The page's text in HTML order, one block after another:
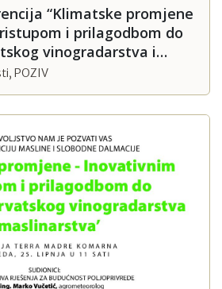
“Klimatske promjene
i prilagodbom do
vinogradarstva i
, POZIV